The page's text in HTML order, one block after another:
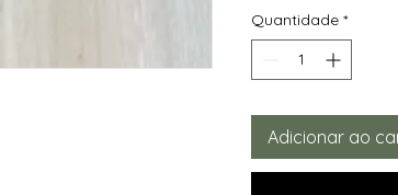
Quantidade *
Adicionar ao